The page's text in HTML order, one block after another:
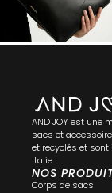
AND JOY est une
sacs et
et recyclés et
Italie.
NOS
Corps de sacs